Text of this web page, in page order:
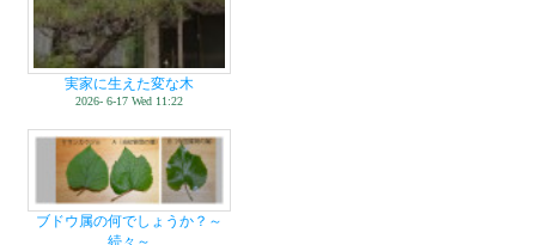
実家に生えた変な木
2026- 6-17 Wed 11:22
ブドウ属の何でしょうか？～
続々～